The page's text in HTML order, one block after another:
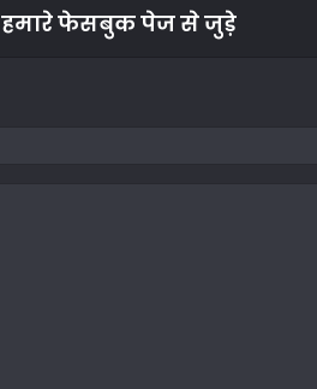
हमारे फेसबुक पेज से जुड़े